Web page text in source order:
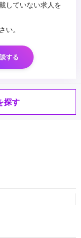
していない求人を
い。
する
探す